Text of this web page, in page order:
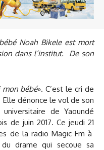
Noah Bikele est mort
dans l’institut. De son
mon bébé». C’est le cri de
dénonce le vol de son
de Yaoundé
de juin 2017. Ce jeudi 21
de la radio Magic Fm à
drame qui secoue sa